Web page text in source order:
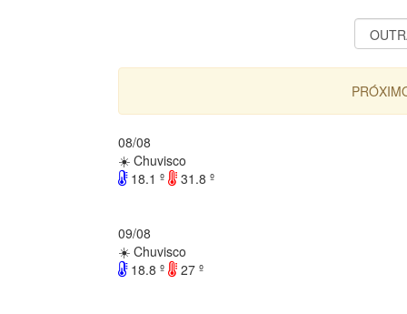
08/08
☀️ Chuvisco
18.1 º
31.8 º
09/08
☀️ Chuvisco
18.8 º
27 º